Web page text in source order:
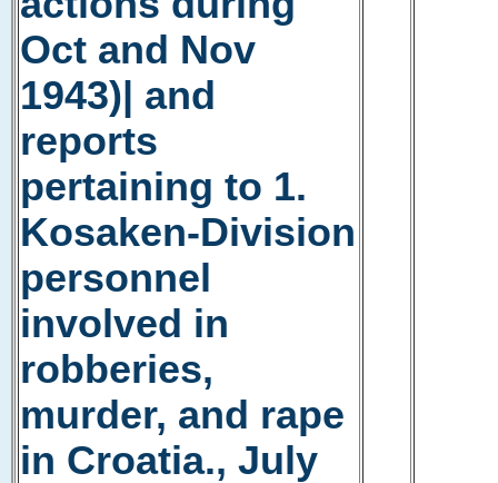
Oct and Nov
1943)| and
reports
pertaining to 1.
Kosaken-Division
personnel
involved in
robberies,
murder, and rape
in Croatia., July